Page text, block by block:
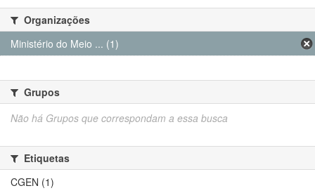
Organizações
Ministério do Meio ... (1)
Grupos
Não há Grupos que correspondam a essa busca
Etiquetas
CGEN (1)